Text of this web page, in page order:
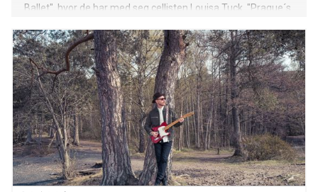
Ballet", hvor de har med seg cellisten Louisa Tuck. "Prague´s
fremste utøvere innen henholdsvis klassisk musikk og jazz,
fremførte sammen, og er det som gav opphav til det nye
albumet.